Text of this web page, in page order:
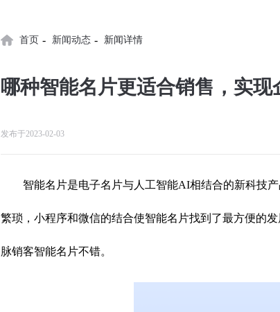
首页 - 新闻动态 - 新闻详情
哪种智能名片更适合销售，实现
发布于2023-02-03
智能名片是电子名片与人工智能AI相结合的新科技
繁琐，小程序和微信的结合使智能名片找到了最方便的
脉销客智能名片不错。